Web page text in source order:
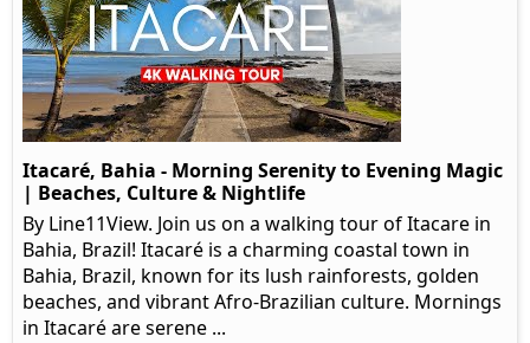
Itacaré, Bahia - Morning Serenity to Evening Magic
| Beaches, Culture & Nightlife
By Line11View. Join us on a walking tour of Itacare in
Bahia, Brazil! Itacaré is a charming coastal town in
Bahia, Brazil, known for its lush rainforests, golden
beaches, and vibrant Afro-Brazilian culture. Mornings
in Itacaré are serene ...